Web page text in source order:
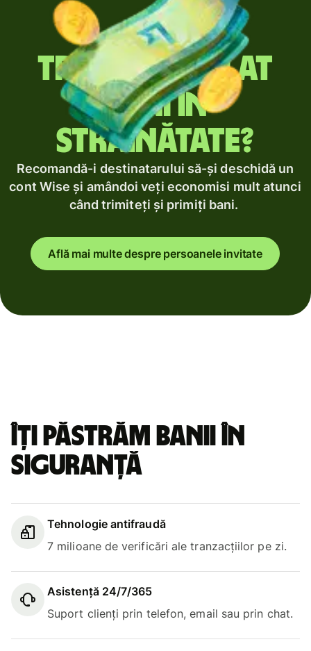
Trimiți regulat
bani în
străinătate?
Recomandă-i destinatarului să-și deschidă un
cont Wise și amândoi veți economisi mult atunci
când trimiteți și primiți bani.
Află mai multe despre persoanele invitate
Îți păstrăm banii în
siguranță
Tehnologie antifraudă
7 milioane de verificări ale tranzacțiilor pe zi.
Asistență 24/7/365
Suport clienți prin telefon, email sau prin chat.